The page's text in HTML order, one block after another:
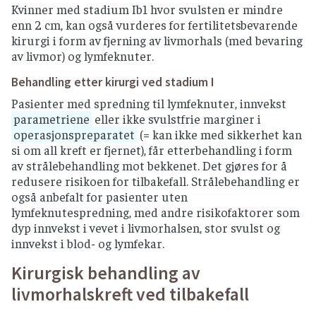
Kvinner med stadium Ib1 hvor svulsten er mindre
enn 2 cm, kan også vurderes for fertilitetsbevarende
kirurgi i form av fjerning av livmorhals (med bevaring
av livmor) og lymfeknuter.
Behandling etter kirurgi ved stadium I
Pasienter med spredning til lymfeknuter, innvekst
parametriene eller ikke svulstfrie marginer i
operasjonspreparatet (= kan ikke med sikkerhet kan
si om all kreft er fjernet), får etterbehandling i form
av strålebehandling mot bekkenet. Det gjøres for å
redusere risikoen for tilbakefall. Strålebehandling er
også anbefalt for pasienter uten
lymfeknutespredning, med andre risikofaktorer som
dyp innvekst i vevet i livmorhalsen, stor svulst og
innvekst i blod- og lymfekar.
Kirurgisk behandling av
livmorhalskreft ved tilbakefall